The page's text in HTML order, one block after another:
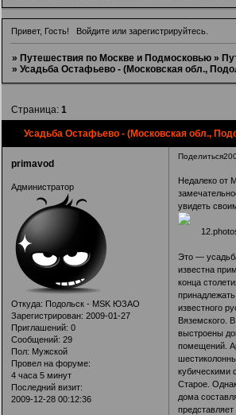
Привет, Гость! Войдитеили зарегистрируйтесь.
» Путешествия по Москве и Подмосковью »
»Усадьба Остафьево - (Московская обл.,
Усадьба Остафьево - (Московская обл.,
Страница:1
Поделиться
primavod
Администратор
Откуда: Подольск - MSK ЮЗАО
Зарегистрирован: 2009-01-27
Приглашений: 0
Сообщений: 29
Пол: Мужской
Провел на форуме:
4 часа 5 минут
Последний визит:
2009-12-28 00:12:36
Недалеко от
увидеть
Это —
известна
конца
известного
Вяземского.
выстроены
помещений.
кубическими
Старое.
дома